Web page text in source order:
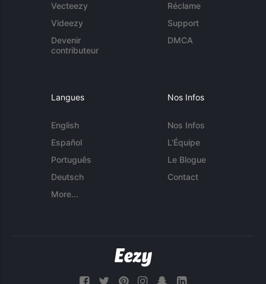
Vecteezy
Videezy
Devenir
contributeur
Réclame
Support
DMCA
Langues
English
Español
Português
Deutsch
More...
Nos Infos
Nos Infos
L'Équipe
Le Blogue
Contact